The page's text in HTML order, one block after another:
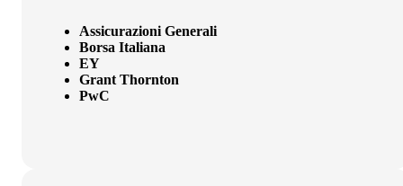
Assicurazioni Generali
Borsa Italiana
EY
Grant Thornton
PwC